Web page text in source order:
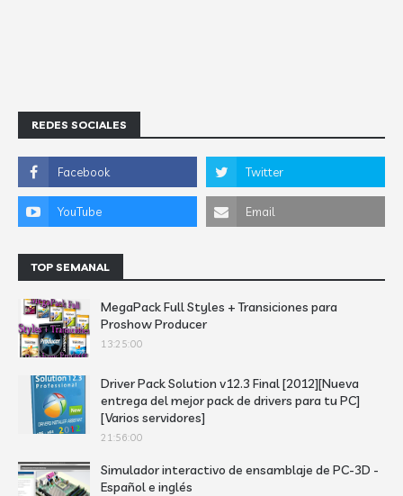
REDES SOCIALES
TOP SEMANAL
MegaPack Full Styles + Transiciones para
Proshow Producer
13:25:00
Driver Pack Solution v12.3 Final [2012][Nueva
entrega del mejor pack de drivers para tu PC]
[Varios servidores]
21:56:00
Simulador interactivo de ensamblaje de PC-3D -
Español e inglés